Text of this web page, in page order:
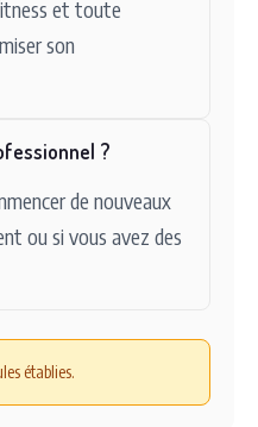
et toute
son
?
de nouveaux
ou si vous avez des
établies.